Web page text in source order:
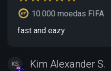
10.000 moedas FIFA
fast and eazy
KS Kim Alexander S.